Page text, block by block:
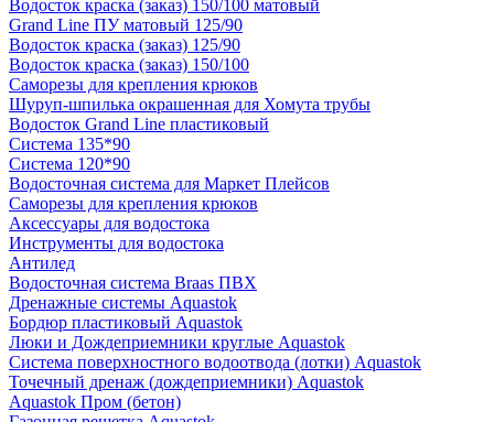
Водосток краска (заказ) 150/100 матовый
Grand Line ПУ матовый 125/90
Водосток краска (заказ) 125/90
Водосток краска (заказ) 150/100
Саморезы для крепления крюков
Шуруп-шпилька окрашенная для Хомута трубы
Водосток Grand Line пластиковый
Система 135*90
Система 120*90
Водосточная система для Маркет Плейсов
Саморезы для крепления крюков
Аксессуары для водостока
Инструменты для водостока
Антилед
Водосточная система Braas ПВХ
Дренажные системы Aquastok
Бордюр пластиковый Aquastok
Люки и Дождеприемники круглые Aquastok
Система поверхностного водоотвода (лотки) Aquastok
Точечный дренаж (дождеприемники) Aquastok
Aquastok Пром (бетон)